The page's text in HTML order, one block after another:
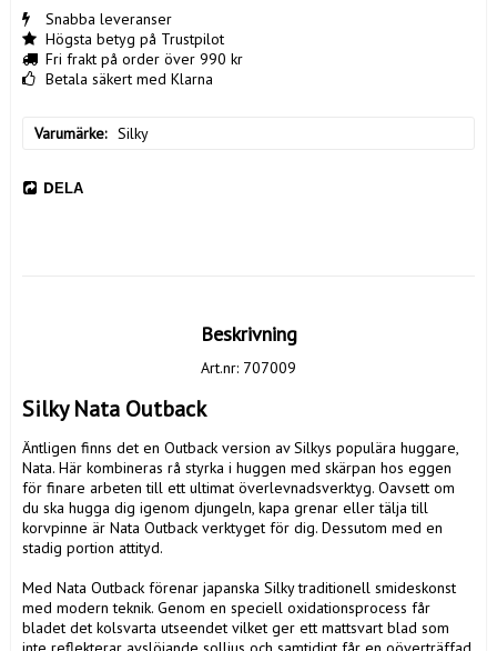
Snabba leveranser
Högsta betyg på Trustpilot
Fri frakt på order över 990 kr
Betala säkert med Klarna
Varumärke Silky
DELA
Beskrivning
Art.nr: 707009
Silky Nata Outback
Äntligen finns det en Outback version av Silkys populära huggare,
Nata. Här kombineras rå styrka i huggen med skärpan hos eggen
för finare arbeten till ett ultimat överlevnadsverktyg. Oavsett om
du ska hugga dig igenom djungeln, kapa grenar eller tälja till
korvpinne är Nata Outback verktyget för dig. Dessutom med en
stadig portion attityd.
Med Nata Outback förenar japanska Silky traditionell smideskonst
med modern teknik. Genom en speciell oxidationsprocess får
bladet det kolsvarta utseendet vilket ger ett mattsvart blad som